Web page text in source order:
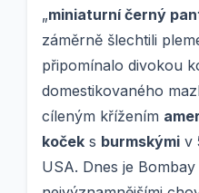
„miniaturní černý
záměrně šlechtili
připomínalo divokou
domestikovaného
cíleným křížením
koček s burmskými v
USA. Dnes je